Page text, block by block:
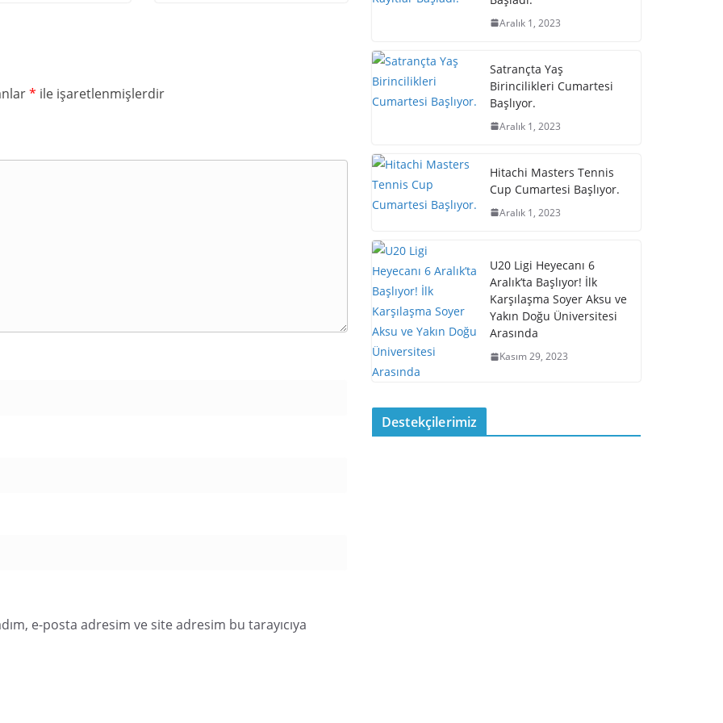
* ile işaretlenmişlerdir
e-posta adresim ve site adresim bu tarayıcıya
Aralık 1, 2023
Satrançta Yaş
Birincilikleri Cumartesi
Başlıyor.
Aralık 1, 2023
Hitachi Masters Tennis
Cup Cumartesi Başlıyor.
Aralık 1, 2023
U20 Ligi Heyecanı 6
Aralık’ta Başlıyor! İlk
Karşılaşma Soyer Aksu ve
Yakın Doğu Üniversitesi
Arasında
Kasım 29, 2023
Destekçilerimiz